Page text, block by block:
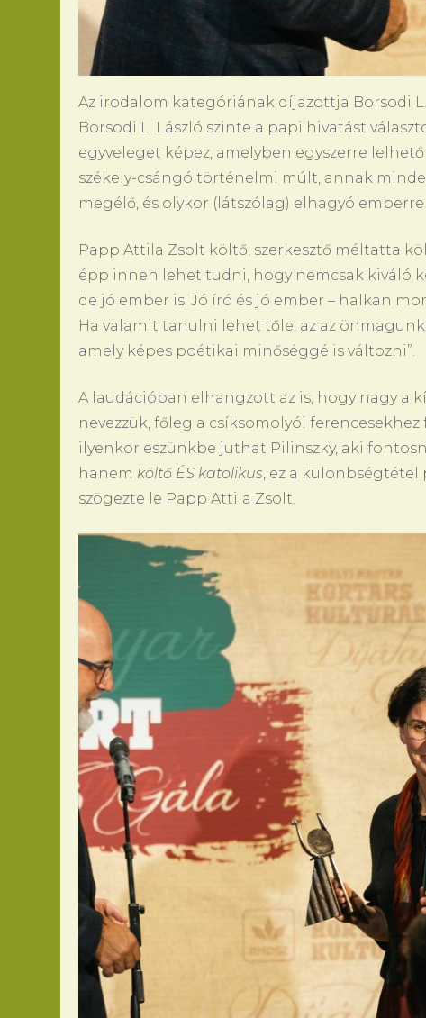
Az irodalom kategóriának díjazottja Borsodi
Borsodi L. László szinte a papi hivatást
egyveleget képez, amelyben egyszerre
székely-csángó történelmi múlt, annak
megélő, és olykor (látszólag) elhagyó
Papp Attila Zsolt költő, szerkesztő méltatta
épp innen lehet tudni, hogy nemcsak kiváló
de jó ember is. Jó író és jó ember – halkan
Ha valamit tanulni lehet tőle, az az
amely képes poétikai minőséggé is változni”.
A laudációban elhangzott az is, hogy nagy a
nevezzük, főleg a csíksomolyói
ilyenkor eszünkbe juthat Pilinszky, aki
hanem költő ÉS katolikus, ez a különbségtétel
szögezte le Papp Attila Zsolt.